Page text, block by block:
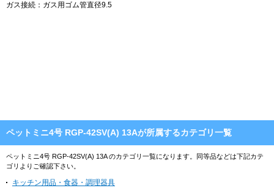
ガス接続：ガス用ゴム管直径9.5
ペットミニ4号 RGP-42SV(A) 13Aが所属するカテゴリ一覧
ペットミニ4号 RGP-42SV(A) 13A のカテゴリ一覧になります。同等品などは下記カテ
ゴリよりご確認下さい。
キッチン用品・食器・調理器具